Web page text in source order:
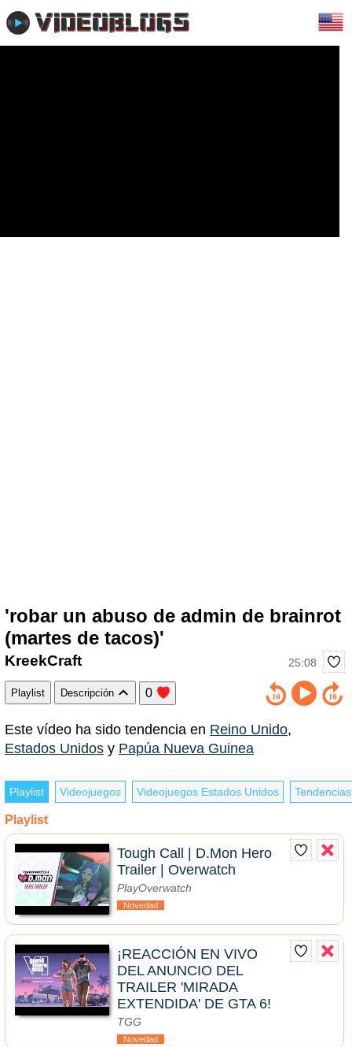
'robar un abuso de admin de brainrot
(martes de tacos)'
25:08
KreekCraft
Playlist Descripción 0
Este vídeo ha sido tendencia en Reino Unido,
Estados Unidos y Papúa Nueva Guinea
Playlist Videojuegos Videojuegos Estados Unidos
Playlist
Tough Call | D.Mon Hero
Trailer | Overwatch
PlayOverwatch
Novedad
¡REACCIÓN EN VIVO
DEL ANUNCIO DEL
TRAILER 'MIRADA
EXTENDIDA' DE GTA 6!
TGG
Novedad